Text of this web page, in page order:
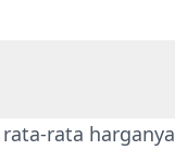
rata harganya